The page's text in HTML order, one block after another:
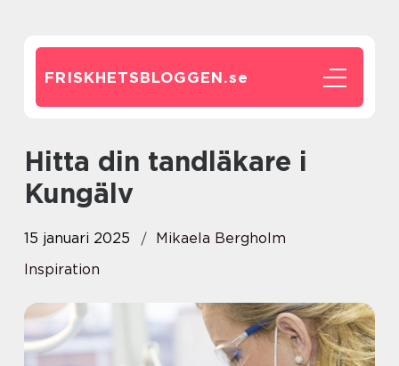
FRISKHETSBLOGGEN.se
Hitta din tandläkare i
Kungälv
15 januari 2025
Mikaela Bergholm
Inspiration